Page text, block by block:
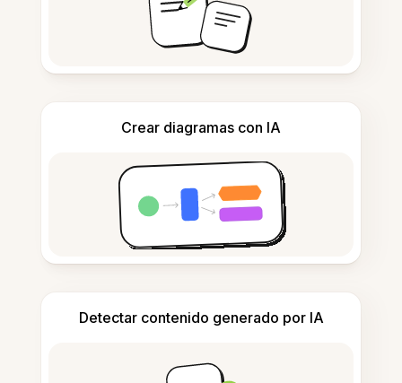
Crear diagramas con IA
Detectar contenido generado por IA